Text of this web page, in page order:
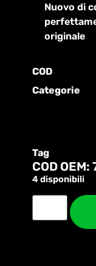
Nuovo di
originale
COD
Categorie
Tag
COD OEM:
4 disponibili